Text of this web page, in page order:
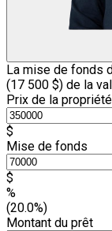
La mise de fonds
(17 500 $) de la
Prix de la propriété
$
Mise de fonds
$
%
(20.0%)
Montant du prêt